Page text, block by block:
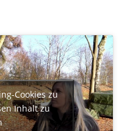
Cookies zu
Inhalt zu